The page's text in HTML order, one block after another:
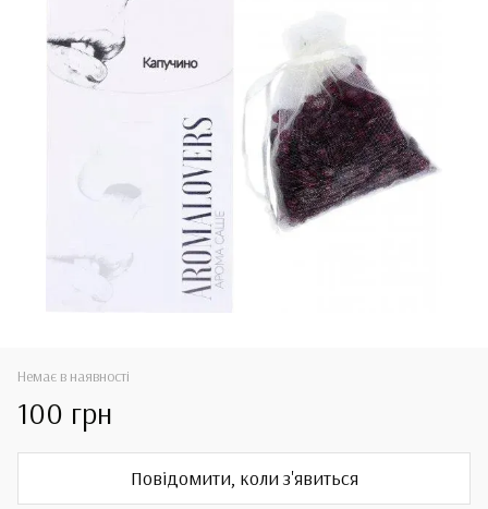
Немає в наявності
100 грн
Повідомити, коли з'явиться